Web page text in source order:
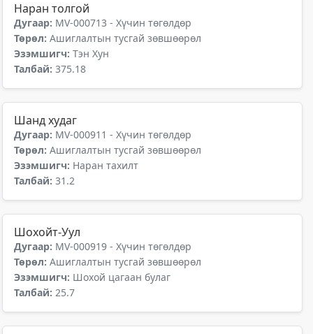
Наран толгой
Дугаар: MV-000713 - Хүчин төгөлдөр
Төрөл: Ашиглалтын тусгай зөвшөөрөл
Эзэмшигч: Тэн Хун
Талбай: 375.18
Шанд худаг
Дугаар: MV-000911 - Хүчин төгөлдөр
Төрөл: Ашиглалтын тусгай зөвшөөрөл
Эзэмшигч: Наран тахилт
Талбай: 31.2
Шохойт-Уул
Дугаар: MV-000919 - Хүчин төгөлдөр
Төрөл: Ашиглалтын тусгай зөвшөөрөл
Эзэмшигч: Шохой цагаан булаг
Талбай: 25.7